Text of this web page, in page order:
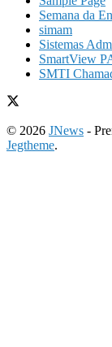
Semana da
simam
Sistemas
SmartView
SMTI
© 2026 JNews -
Jegtheme.